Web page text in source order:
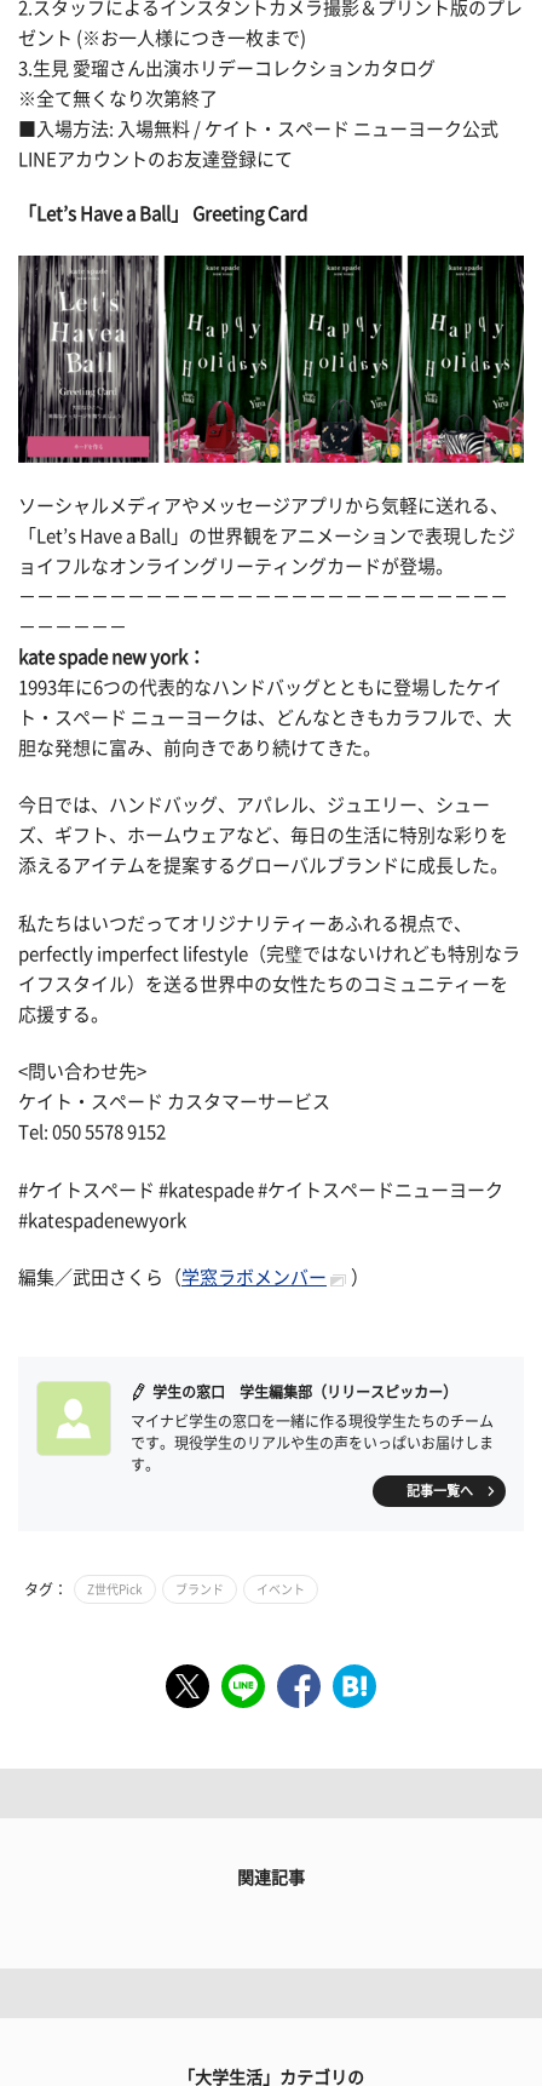
2.スタッフによるインスタントカメラ撮影＆プリント版のプレ
ゼント (※お一人様につき一枚まで)
3.生見 愛瑠さん出演ホリデーコレクションカタログ
※全て無くなり次第終了
■入場方法: 入場無料 / ケイト・スペード ニューヨーク公式
LINEアカウントのお友達登録にて
「Let’s Have a Ball」 Greeting Card
ソーシャルメディアやメッセージアプリから気軽に送れる、
「Let’s Have a Ball」の世界観をアニメーションで表現したジ
ョイフルなオンライングリーティングカードが登場。
－－－－－－－－－－－－－－－－－－－－－－－－－－－
－－－－－－
kate spade new york：
1993年に6つの代表的なハンドバッグとともに登場したケイ
ト・スペード ニューヨークは、どんなときもカラフルで、大
胆な発想に富み、前向きであり続けてきた。
今日では、ハンドバッグ、アパレル、ジュエリー、シュー
ズ、ギフト、ホームウェアなど、毎日の生活に特別な彩りを
添えるアイテムを提案するグローバルブランドに成長した。
私たちはいつだってオリジナリティーあふれる視点で、
perfectly imperfect lifestyle（完璧ではないけれども特別なラ
イフスタイル）を送る世界中の女性たちのコミュニティーを
応援する。
<問い合わせ先>
ケイト・スペード カスタマーサービス
Tel: 050 5578 9152
#ケイトスペード #katespade #ケイトスペードニューヨーク
#katespadenewyork
編集／武田さくら（ 学窓ラボメンバー ）
学生の窓口 学生編集部（リリースピッカー）
マイナビ学生の窓口を一緒に作る現役学生たちのチーム
です。現役学生のリアルや生の声をいっぱいお届けしま
す。
記事一覧へ
タグ： Z世代Pick ブランド イベント
関連記事
「大学生活」カテゴリの